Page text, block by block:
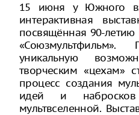
15 июня у Южного
интерактивная
посвящённая 90-летию
«Союзмультфильм».
уникальную
творческим «цехам»
процесс создания
идей и
мультвселенной.